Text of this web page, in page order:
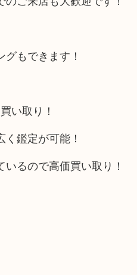
もできます！
い取り！
鑑定が可能！
るので高価買い取り！